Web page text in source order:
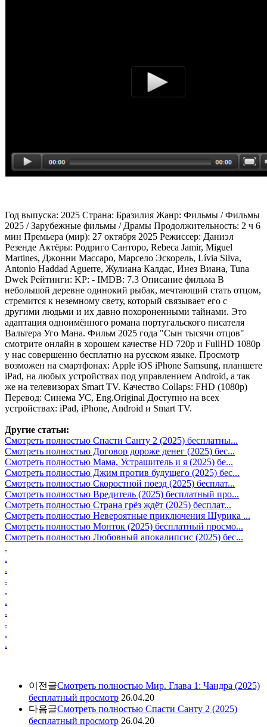
Год выпуска: 2025 Страна: Бразилия Жанр: Фильмы / Фильмы
2025 / Зарубежные фильмы / Драмы Продолжительность: 2 ч 6
мин Премьера (мир): 27 октября 2025 Режиссер: Даниэл
Резенде Актёры: Родриго Санторо, Rebeca Jamir, Miguel
Martines, Джонни Массаро, Марсело Эскорель, Lívia Silva,
Antonio Haddad Aguerre, Жулиана Калдас, Инез Виана, Tuna
Dwek Рейтинги: KP: - IMDB: 7.3 Описание фильма В
небольшой деревне одинокий рыбак, мечтающий стать отцом,
стремится к неземному свету, который связывает его с
другими людьми и их давно похороненными тайнами. Это
адаптация одноимённого романа португальского писателя
Вальтера Уго Мана. Фильм 2025 года "Сын тысячи отцов"
смотрите онлайн в хорошем качестве HD 720p и FullHD 1080p
у нас совершенно бесплатно на русском языке. Просмотр
возможен на смартфонах: Apple iOS iPhone Samsung, планшете
iPad, на любых устройствах под управлением Android, а так
же на телевизорах Smart TV. Качество Collaps: FHD (1080p)
Перевод: Синема УС, Eng.Original Доступно на всех
устройствах: iPad, iPhone, Android и Smart TV.
Другие статьи:
Смотреть полностью Спасти Санту 2 (2025) бесплатны...
Смотреть полностью Договор дороже денег (2025) бес...
Смотреть полностью Мама, Устрашитель и я (2025) бе...
Смотреть полностью Джим против будущего (2025) бес...
Смотреть полностью Скоростной поезд (2025) бесплат...
Смотреть полностью Вредитель (2025) бесплатный про...
Смотреть полностью Страна грёз ждёт (2025) бесплат...
Смотреть полностью Невероятные приключения Шурика ...
Смотреть полностью Монток (2025) бесплатный просмо...
Смотреть полностью Любовный апокалипсис (2025) бес...
.
.
.
.
.
.
.
.
.
.
이전글Смотреть полностью Мир. Глава 1: Чандра (2025)
бесплатный просмотр 26.04.20
다음글Смотреть полностью Спасти Санту 2 (2025)
бесплатный просмотр 26.04.20